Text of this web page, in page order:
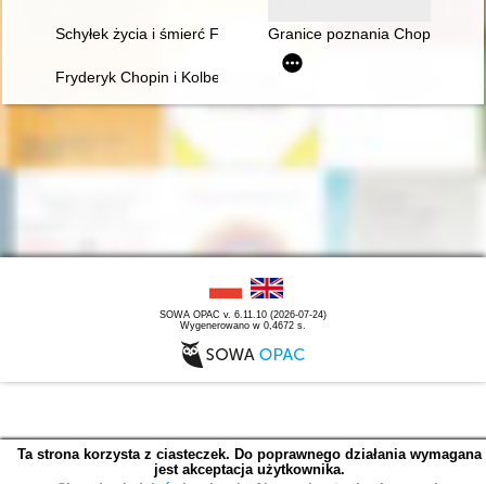
Schyłek życia i śmierć Fryderyka Chopina [1810-1849]
Granice poznania Chopina.
Fryderyk Chopin i Kolbergowie. Wspomnienia i inspiracje
SOWA OPAC v. 6.11.10 (2026-07-24)
Wygenerowano w 0,4672 s.
Ta strona korzysta z ciasteczek. Do poprawnego działania wymagana
jest akceptacja użytkownika.